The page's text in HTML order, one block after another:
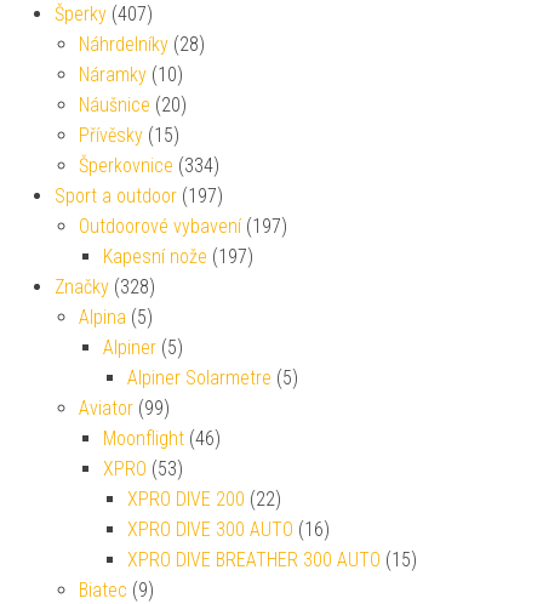
Šperky (407)
Náhrdelníky (28)
Náramky (10)
Náušnice (20)
Přívěsky (15)
Šperkovnice (334)
Sport a outdoor (197)
Outdoorové vybavení (197)
Kapesní nože (197)
Značky (328)
Alpina (5)
Alpiner (5)
Alpiner Solarmetre (5)
Aviator (99)
Moonflight (46)
XPRO (53)
XPRO DIVE 200 (22)
XPRO DIVE 300 AUTO (16)
XPRO DIVE BREATHER 300 AUTO (15)
Biatec (9)